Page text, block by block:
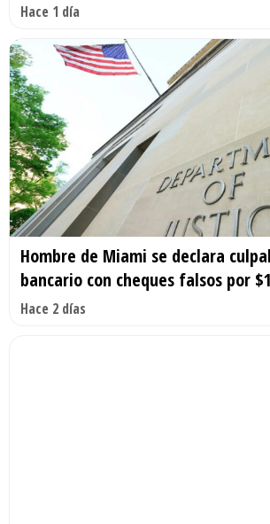
Hace 1 día
Hombre de Miami se declara
bancario con cheques falsos por
Hace 2 días